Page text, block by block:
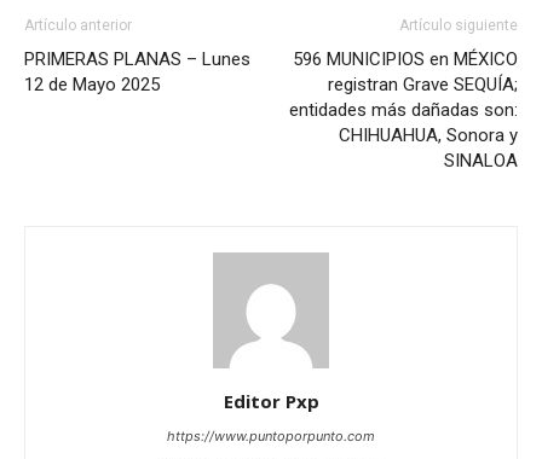
Artículo anterior
PRIMERAS PLANAS – Lunes
12 de Mayo 2025
Artículo siguiente
596 MUNICIPIOS en MÉXICO
registran Grave SEQUÍA;
entidades más dañadas son:
CHIHUAHUA, Sonora y
SINALOA
Editor Pxp
https://www.puntoporpunto.com